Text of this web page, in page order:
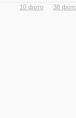
10 фото 38